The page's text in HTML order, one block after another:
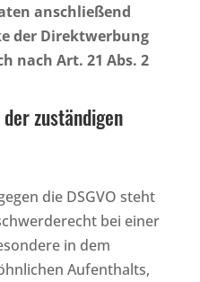
anschließend
der Direktwerbung
nach Art. 21 Abs. 2
zuständigen
die DSGVO steht
bei einer
in dem
Aufenthalts,